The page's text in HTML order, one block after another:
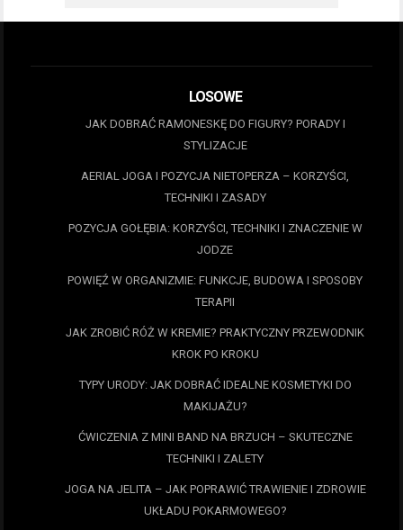
LOSOWE
JAK DOBRAĆ RAMONESKĘ DO FIGURY? PORADY I
STYLIZACJE
AERIAL JOGA I POZYCJA NIETOPERZA – KORZYŚCI,
TECHNIKI I ZASADY
POZYCJA GOŁĘBIA: KORZYŚCI, TECHNIKI I ZNACZENIE W
JODZE
POWIĘŹ W ORGANIZMIE: FUNKCJE, BUDOWA I SPOSOBY
TERAPII
JAK ZROBIĆ RÓŻ W KREMIE? PRAKTYCZNY PRZEWODNIK
KROK PO KROKU
TYPY URODY: JAK DOBRAĆ IDEALNE KOSMETYKI DO
MAKIJAŻU?
ĆWICZENIA Z MINI BAND NA BRZUCH – SKUTECZNE
TECHNIKI I ZALETY
JOGA NA JELITA – JAK POPRAWIĆ TRAWIENIE I ZDROWIE
UKŁADU POKARMOWEGO?